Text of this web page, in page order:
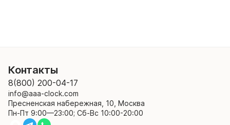
Контакты
8(800) 200-04-17
info@aaa-clock.com
Пресненская набережная, 10, Москва
Пн-Пт 9:00—23:00; Сб-Вс 10:00-20:00